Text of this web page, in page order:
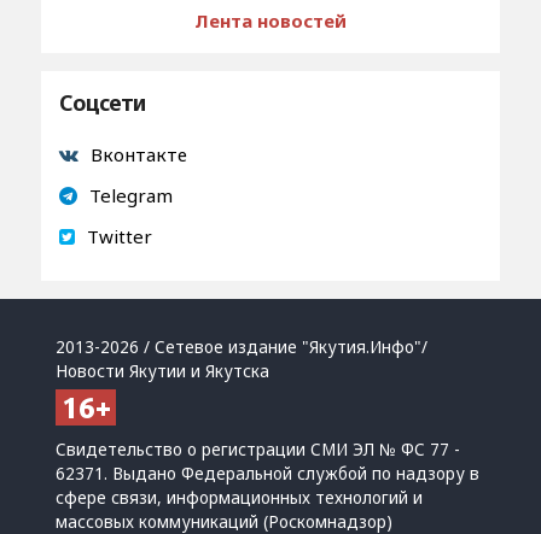
Лента новостей
Соцсети
Вконтакте
Telegram
Twitter
2013-2026 / Сетевое издание "Якутия.Инфо"/
Новости Якутии и Якутска
Свидетельство о регистрации СМИ ЭЛ № ФС 77 -
62371. Выдано Федеральной службой по надзору в
сфере связи, информационных технологий и
массовых коммуникаций (Роскомнадзор)